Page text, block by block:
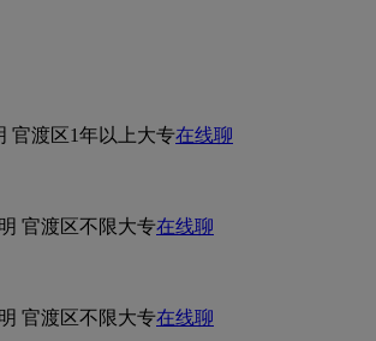
官渡区1年以上大专在线聊
官渡区不限大专在线聊
官渡区不限大专在线聊